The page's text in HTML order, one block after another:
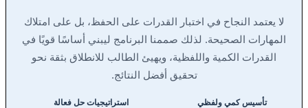
لا يعتمد النجاح في اختبار القدرات على الحفظ، بل على امتلاك
المهارات الصحيحة. لذلك صممنا البرنامج ليبني أساسًا قويًا في
القدرات الكمية واللفظية، ويهيئ الطالب للانطلاق بثقة نحو
تحقيق أفضل النتائج.
تأسيس كمي ولفظي استراتيجيات حل فعالة